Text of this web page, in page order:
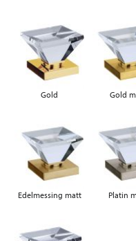
Gold Gold
Edelmessing matt Platin